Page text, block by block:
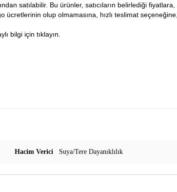
satılabilir. Bu ürünler, satıcıların belirlediği
ücretlerinin olup olmamasına, hızlı teslimat
bilgi için tıklayın.
Hacim Verici Suya/Tere Dayanıklılık